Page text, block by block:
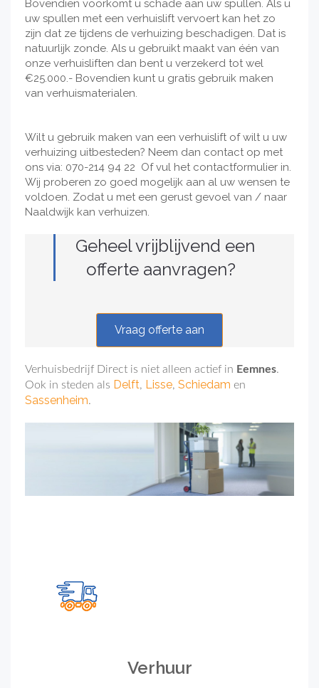
Bovendien voorkomt u schade aan uw spullen. Als u
uw spullen met een verhuislift vervoert kan het zo
zijn dat ze tijdens de verhuizing beschadigen. Dat is
natuurlijk zonde. Als u gebruikt maakt van één van
onze verhuisliften dan bent u verzekerd tot wel
€25.000.- Bovendien kunt u gratis gebruik maken
van verhuismaterialen.
Wilt u gebruik maken van een verhuislift of wilt u uw
verhuizing uitbesteden? Neem dan contact op met
ons via: 070-214 94 22 Of vul het contactformulier in.
Wij proberen zo goed mogelijk aan al uw wensen te
voldoen. Zodat u met een gerust gevoel van / naar
Naaldwijk kan verhuizen.
Geheel vrijblijvend een
offerte aanvragen?
Vraag offerte aan
Verhuisbedrijf Direct is niet alleen actief in Eemnes.
Ook in steden als Delft, Lisse, Schiedam en
Sassenheim.
Verhuur